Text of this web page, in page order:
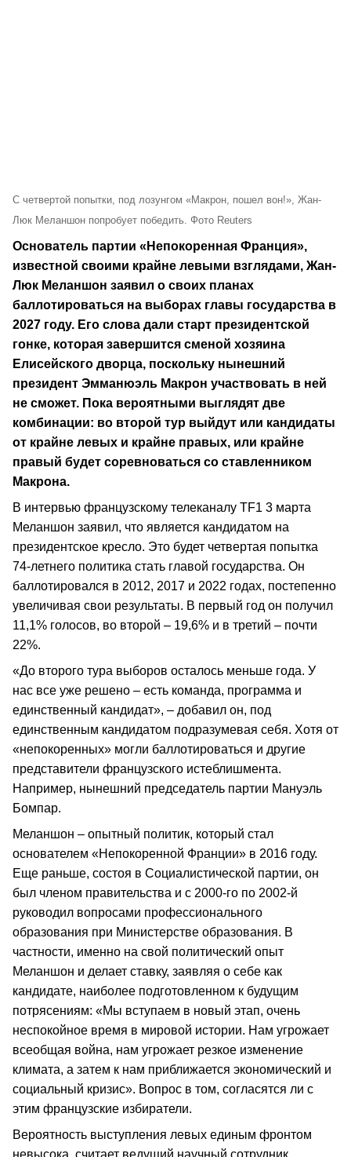
С четвертой попытки, под лозунгом «Макрон, пошел вон!», Жан-
Люк Меланшон попробует победить. Фото Reuters
Основатель партии «Непокоренная Франция»,
известной своими крайне левыми взглядами, Жан-
Люк Меланшон заявил о своих планах
баллотироваться на выборах главы государства в
2027 году. Его слова дали старт президентской
гонке, которая завершится сменой хозяина
Елисейского дворца, поскольку нынешний
президент Эмманюэль Макрон участвовать в ней
не сможет. Пока вероятными выглядят две
комбинации: во второй тур выйдут или кандидаты
от крайне левых и крайне правых, или крайне
правый будет соревноваться со ставленником
Макрона.
В интервью французскому телеканалу TF1 3 марта
Меланшон заявил, что является кандидатом на
президентское кресло. Это будет четвертая попытка
74-летнего политика стать главой государства. Он
баллотировался в 2012, 2017 и 2022 годах, постепенно
увеличивая свои результаты. В первый год он получил
11,1% голосов, во второй – 19,6% и в третий – почти
22%.
«До второго тура выборов осталось меньше года. У
нас все уже решено – есть команда, программа и
единственный кандидат», – добавил он, под
единственным кандидатом подразумевая себя. Хотя от
«непокоренных» могли баллотироваться и другие
представители французского истеблишмента.
Например, нынешний председатель партии Мануэль
Бомпар.
Меланшон – опытный политик, который стал
основателем «Непокоренной Франции» в 2016 году.
Еще раньше, состоя в Социалистической партии, он
был членом правительства и с 2000-го по 2002-й
руководил вопросами профессионального
образования при Министерстве образования. В
частности, именно на свой политический опыт
Меланшон и делает ставку, заявляя о себе как
кандидате, наиболее подготовленном к будущим
потрясениям: «Мы вступаем в новый этап, очень
неспокойное время в мировой истории. Нам угрожает
всеобщая война, нам угрожает резкое изменение
климата, а затем к нам приближается экономический и
социальный кризис». Вопрос в том, согласятся ли с
этим французские избиратели.
Вероятность выступления левых единым фронтом